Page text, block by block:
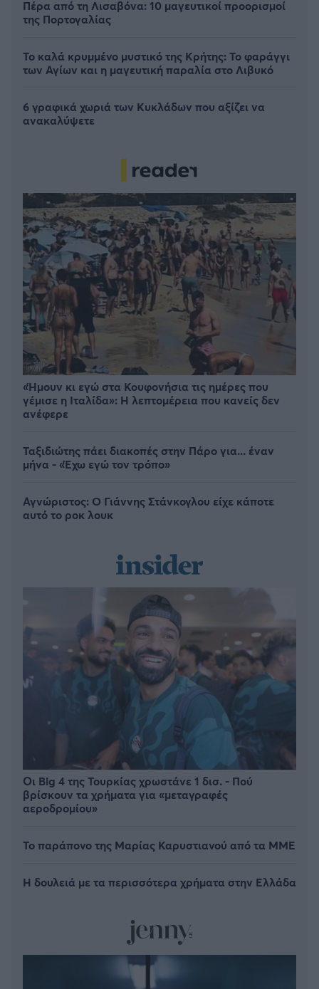
Πέρα από τη Λισαβόνα: 10 μαγευτικοί προορισμοί
της Πορτογαλίας
Το καλά κρυμμένο μυστικό της Κρήτης: Το φαράγγι
των Αγίων και η μαγευτική παραλία στο Λιβυκό
6 γραφικά χωριά των Κυκλάδων που αξίζει να
ανακαλύψετε
«Ήμουν κι εγώ στα Κουφονήσια τις ημέρες που
γέμισε η Ιταλίδα»: Η λεπτομέρεια που κανείς δεν
ανέφερε
Ταξιδιώτης πάει διακοπές στην Πάρο για... έναν
μήνα - «Έχω εγώ τον τρόπο»
Αγνώριστος: O Γιάννης Στάνκογλου είχε κάποτε
αυτό το ροκ λουκ
Οι Big 4 της Τουρκίας χρωστάνε 1 δισ. - Πού
βρίσκουν τα χρήματα για «μεταγραφές
αεροδρομίου»
Το παράπονο της Μαρίας Καρυστιανού από τα ΜΜΕ
Η δουλειά με τα περισσότερα χρήματα στην Ελλάδα